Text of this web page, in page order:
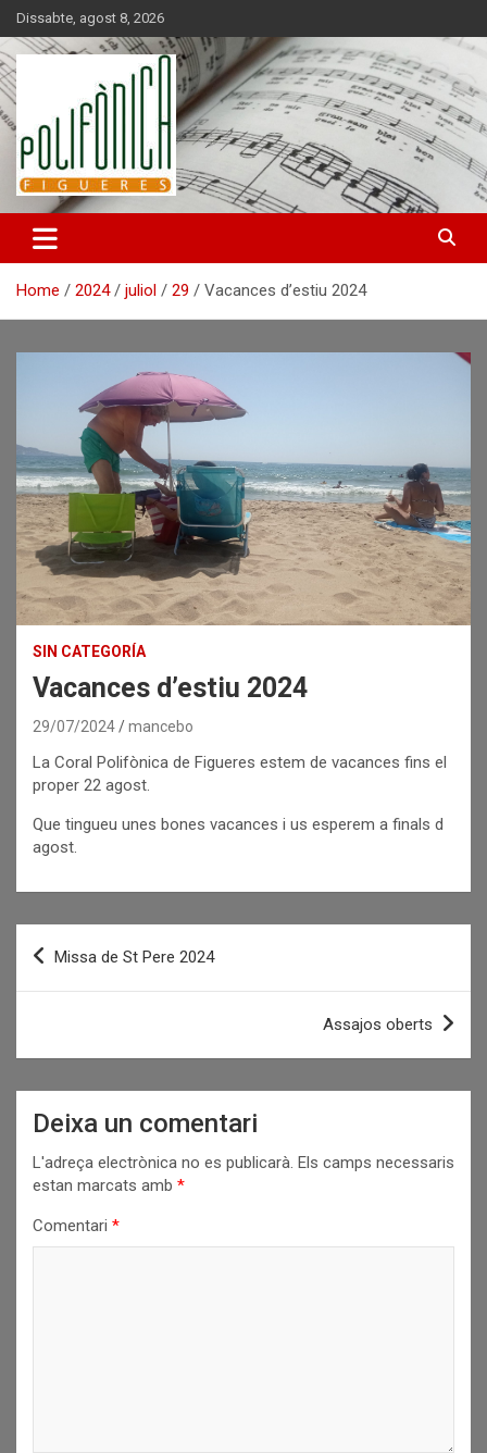
Skip
to
content
Dissabte, agost 8, 2026
Home 2024 juliol 29 Vacances d’estiu 2024
SIN CATEGORÍA
Vacances d’estiu 2024
29/07/2024 mancebo
La Coral Polifònica de Figueres estem de vacances fins el
proper 22 agost.
Que tingueu unes bones vacances i us esperem a finals d
agost.
Navegació
Missa de St Pere 2024
Assajos oberts
Deixa un comentari
L'adreça electrònica no es publicarà. Els camps necessaris
estan marcats amb *
Comentari *